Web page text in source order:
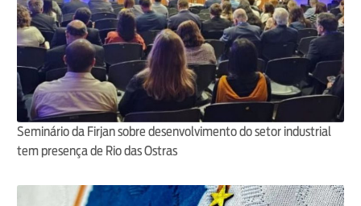
Seminário da Firjan sobre desenvolvimento do setor industrial
tem presença de Rio das Ostras